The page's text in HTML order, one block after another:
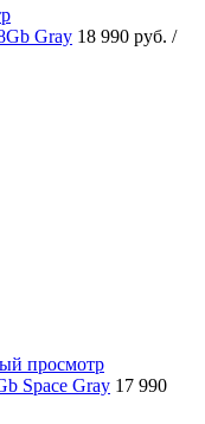
Gray 18 990 руб. /
просмотр
Space Gray 17 990